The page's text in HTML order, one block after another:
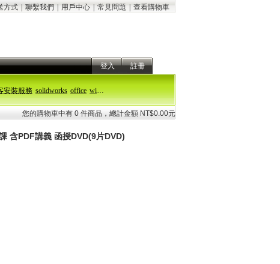
方式 聯繫我們 用戶中心 常見問題 查看購物車
登入 註冊
安裝服務 solidworks office windows 11
您的購物車中有 0 件商品，總計金額 NT$0.00元
含PDF講義 函授DVD(9片DVD)